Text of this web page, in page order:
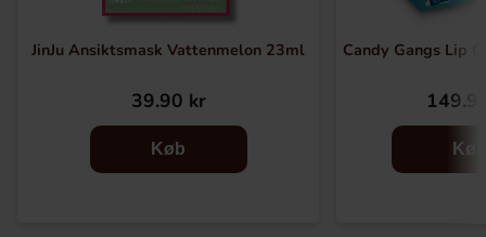
JinJu Ansiktsmask Vattenmelon 23ml
39.90 kr
Køb
Candy Gangs Lip
Køb